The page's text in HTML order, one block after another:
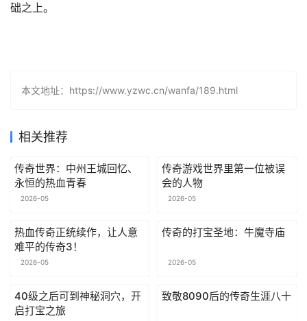
础之上。
本文地址：https://www.yzwc.cn/wanfa/189.html
相关推荐
传奇世界：中州王城回忆、
永恒的热血青春
2026-05
传奇游戏世界里第一位被误
会的人物
2026-05
热血传奇正统续作，让人意
难平的传奇3！
2026-05
传奇的打宝圣地：牛魔寺庙
2026-05
40级之后可到神秘洞穴，开
启打宝之旅
致敬8090后的传奇生涯八十